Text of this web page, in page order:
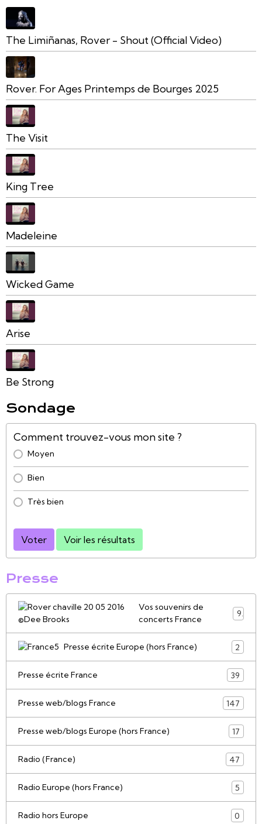
The Limiñanas, Rover - Shout (Official Video)
Rover. For Ages Printemps de Bourges 2025
The Visit
King Tree
Madeleine
Wicked Game
Arise
Be Strong
Sondage
Comment trouvez-vous mon site ?
Moyen
Bien
Très bien
Voter Voir les résultats
Presse
Vos souvenirs de
concerts France
9
Presse écrite Europe (hors France) 2
Presse écrite France 39
Presse web/blogs France 147
Presse web/blogs Europe (hors France) 17
Radio (France) 47
Radio Europe (hors France) 5
Radio hors Europe 0